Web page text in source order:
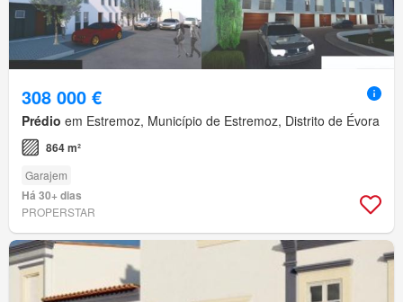
308 000 €
Prédio em Estremoz, Município de Estremoz, Distrito de Évora
864 m²
Garajem
Há 30+ dias
PROPERSTAR